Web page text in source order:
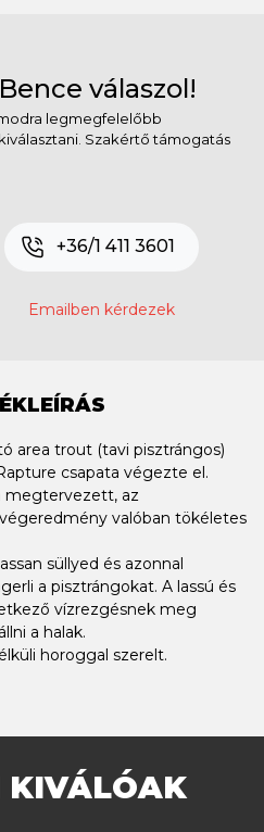
válaszol!
legmegfelelőbb
Szakértő támogatás
+36/1 411 3601
Emailben kérdezek
area trout (tavi pisztrángos)
csapata végezte el.
megtervezett, az
valóban tökéletes
süllyed és azonnal
a pisztrángokat. A lassú és
vízrezgésnek meg
a halak.
horoggal szerelt.
KIVÁLÓAK